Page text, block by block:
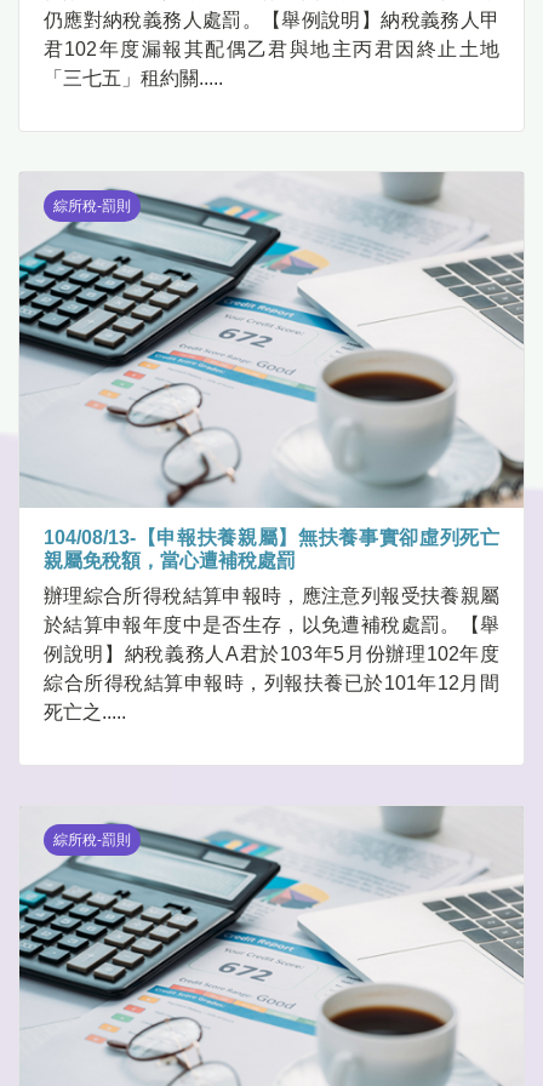
仍應對納稅義務人處罰。【舉例說明】納稅義務人甲
君102年度漏報其配偶乙君與地主丙君因終止土地
「三七五」租約關.....
綜所稅-罰則
104/08/13-【申報扶養親屬】無扶養事實卻虛列死亡
親屬免稅額，當心遭補稅處罰
辦理綜合所得稅結算申報時，應注意列報受扶養親屬
於結算申報年度中是否生存，以免遭補稅處罰。【舉
例說明】納稅義務人A君於103年5月份辦理102年度
綜合所得稅結算申報時，列報扶養已於101年12月間
死亡之.....
綜所稅-罰則